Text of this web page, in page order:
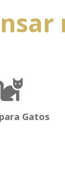
Gatos